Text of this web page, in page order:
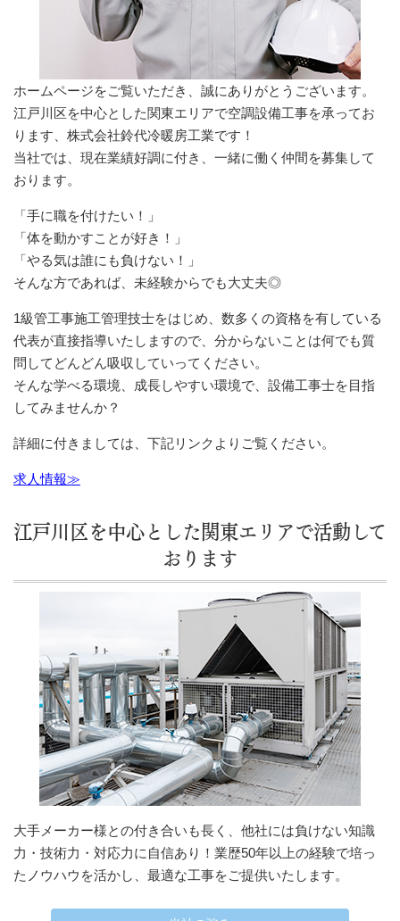
ホームページをご覧いただき、誠にありがとうございます。
江戸川区を中心とした関東エリアで空調設備工事を承ってお
ります、株式会社鈴代冷暖房工業です！
当社では、現在業績好調に付き、一緒に働く仲間を募集して
おります。
「手に職を付けたい！」
「体を動かすことが好き！」
「やる気は誰にも負けない！」
そんな方であれば、未経験からでも大丈夫◎
1級管工事施工管理技士をはじめ、数多くの資格を有している
代表が直接指導いたしますので、分からないことは何でも質
問してどんどん吸収していってください。
そんな学べる環境、成長しやすい環境で、設備工事士を目指
してみませんか？
詳細に付きましては、下記リンクよりご覧ください。
求人情報≫
江戸川区を中心とした関東エリアで活動して
おります
大手メーカー様との付き合いも長く、他社には負けない知識
力・技術力・対応力に自信あり！業歴50年以上の経験で培っ
たノウハウを活かし、最適な工事をご提供いたします。